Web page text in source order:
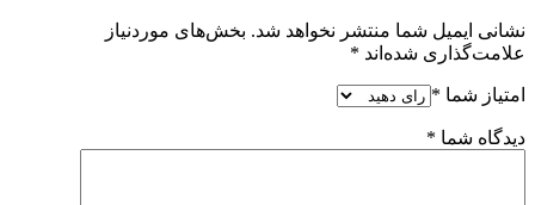
نشانی ایمیل شما منتشر نخواهد شد. بخش‌های موردنیاز
علامت‌گذاری شده‌اند *
امتیاز شما *
دیدگاه شما *